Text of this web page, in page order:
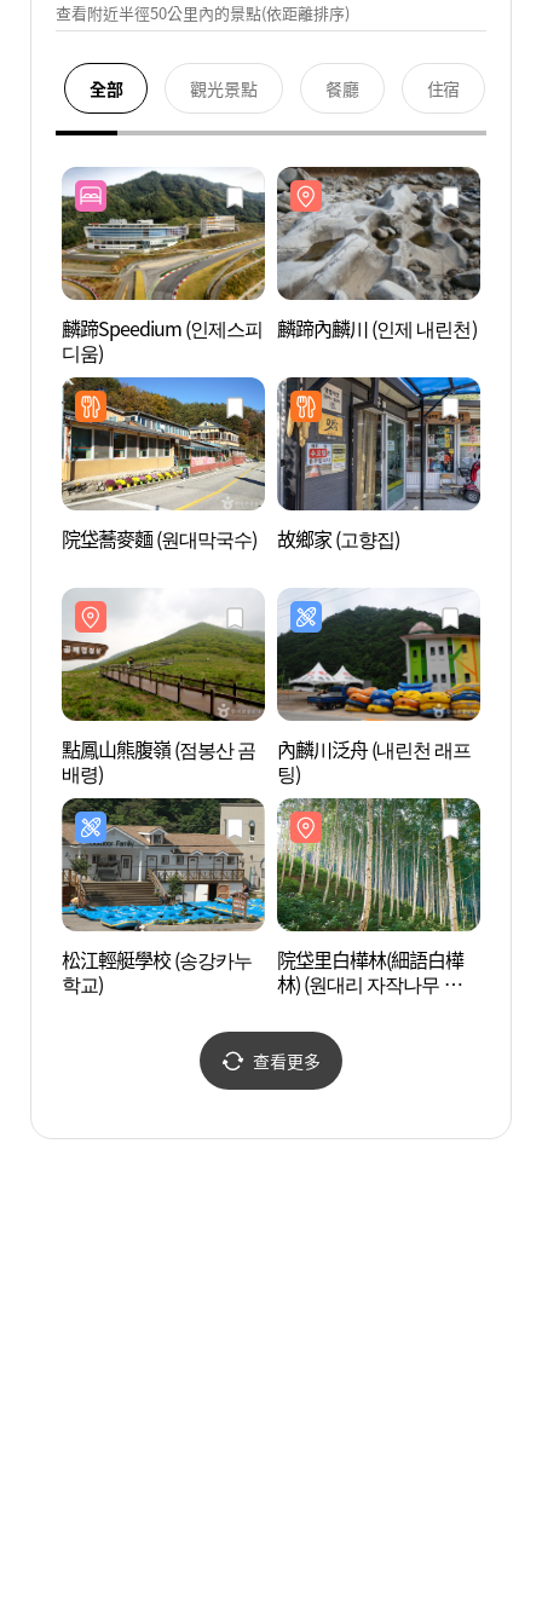
查看附近半徑50公里內的景點(依距離排序)
全部 觀光景點 餐廳 住宿
麟蹄Speedium (인제스피
디움)
麟蹄內麟川 (인제 내린천)
院垈蕎麥麵 (원대막국수) 故鄉家 (고향집)
點鳳山熊腹嶺 (점봉산 곰
배령)
內麟川泛舟 (내린천 래프
팅)
松江輕艇學校 (송강카누
학교)
院垈里白樺林(細語白樺
林) (원대리 자작나무 숲
查看更多